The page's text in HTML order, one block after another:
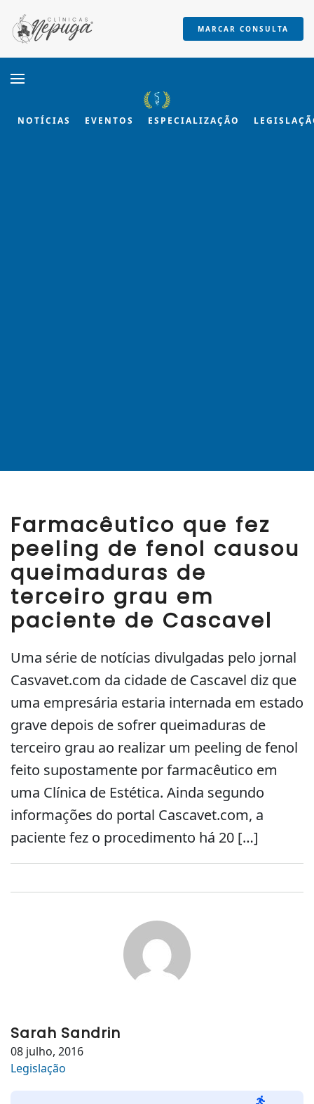
Skip to main content
MARCAR CONSULTA
NOTÍCIAS EVENTOS ESPECIALIZAÇÃO
Farmacêutico que fez
peeling de fenol causou
queimaduras de
terceiro grau em
paciente de Cascavel
Uma série de notícias divulgadas pelo jornal
Casvavet.com da cidade de Cascavel diz que
uma empresária estaria internada em estado
grave depois de sofrer queimaduras de
terceiro grau ao realizar um peeling de fenol
feito supostamente por farmacêutico em
uma Clínica de Estética. Ainda segundo
informações do portal Cascavet.com, a
paciente fez o procedimento há 20 […]
Sarah Sandrin
08 julho, 2016
Legislação